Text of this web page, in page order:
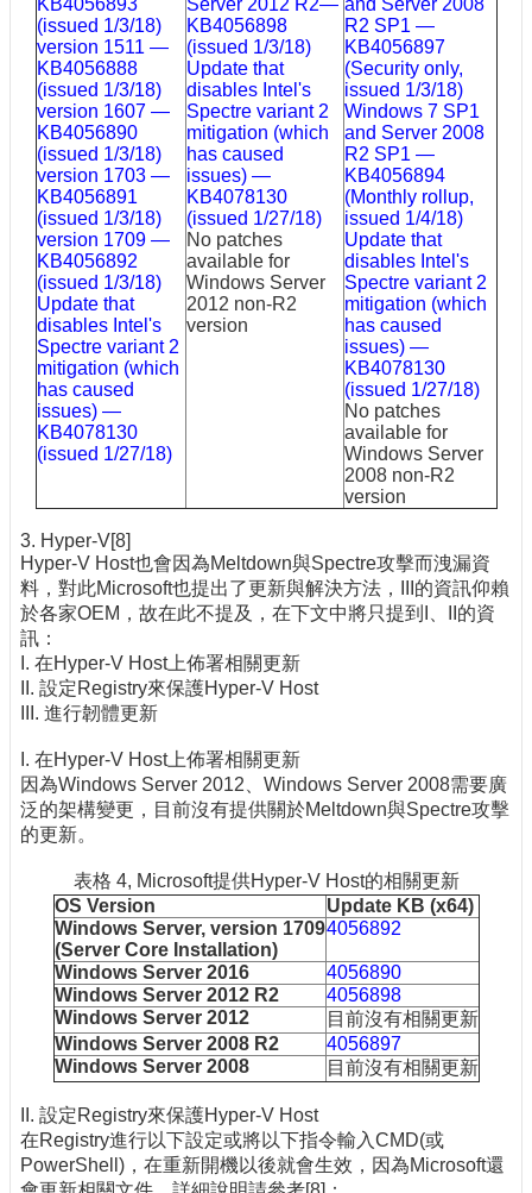
(issued 1/3/18)
version 1511 —
KB4056888
(issued 1/3/18)
version 1607 —
KB4056890
(issued 1/3/18)
version 1703 —
KB4056891
(issued 1/3/18)
version 1709 —
KB4056892
(issued 1/3/18)
Update that
disables Intel's
Spectre variant 2
mitigation (which
has caused
issues) —
KB4078130
(issued 1/27/18)
KB4056898
(issued 1/3/18)
Update that
disables Intel's
Spectre variant 2
mitigation (which
has caused
issues) —
KB4078130
(issued 1/27/18)
No patches
available for
Windows Server
2012 non-R2
version
R2 SP1 —
KB4056897
(Security only,
issued 1/3/18)
Windows 7 SP1
and Server 2008
R2 SP1 —
KB4056894
(Monthly rollup,
issued 1/4/18)
Update that
disables Intel's
Spectre variant 2
mitigation (which
has caused
issues) —
KB4078130
(issued 1/27/18)
No patches
available for
Windows Server
2008 non-R2
version
3. Hyper-V[8]
Hyper-V Host也會因為Meltdown與Spectre攻擊而洩漏資
料，對此Microsoft也提出了更新與解決方法，III的資訊仰賴
於各家OEM，故在此不提及，在下文中將只提到I、II的資
訊：
I. 在Hyper-V Host上佈署相關更新
II. 設定Registry來保護Hyper-V Host
III. 進行韌體更新
I. 在Hyper-V Host上佈署相關更新
因為Windows Server 2012、Windows Server 2008需要廣
泛的架構變更，目前沒有提供關於Meltdown與Spectre攻擊
的更新。
表格 4, Microsoft提供Hyper-V Host的相關更新
OS Version
Update KB (x64)
Windows Server, version 1709
(Server Core Installation)
4056892
Windows Server 2016
4056890
Windows Server 2012 R2
4056898
Windows Server 2012
目前沒有相關更新
Windows Server 2008 R2
4056897
Windows Server 2008
目前沒有相關更新
II. 設定Registry來保護Hyper-V Host
在Registry進行以下設定或將以下指令輸入CMD(或
PowerShell)，在重新開機以後就會生效，因為Microsoft還